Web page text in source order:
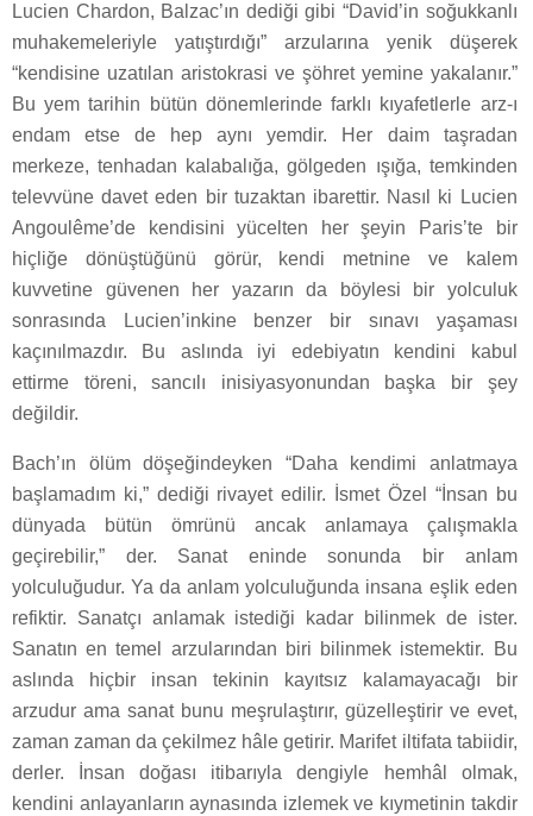
Lucien Chardon, Balzac’ın dediği gibi “David’in soğukkanlı
muhakemeleriyle yatıştırdığı” arzularına yenik düşerek
“kendisine uzatılan aristokrasi ve şöhret yemine yakalanır.”
Bu yem tarihin bütün dönemlerinde farklı kıyafetlerle arz-ı
endam etse de hep aynı yemdir. Her daim taşradan
merkeze, tenhadan kalabalığa, gölgeden ışığa, temkinden
televvüne davet eden bir tuzaktan ibarettir. Nasıl ki Lucien
Angoulême’de kendisini yücelten her şeyin Paris’te bir
hiçliğe dönüştüğünü görür, kendi metnine ve kalem
kuvvetine güvenen her yazarın da böylesi bir yolculuk
sonrasında Lucien’inkine benzer bir sınavı yaşaması
kaçınılmazdır. Bu aslında iyi edebiyatın kendini kabul
ettirme töreni, sancılı inisiyasyonundan başka bir şey
değildir.
Bach’ın ölüm döşeğindeyken “Daha kendimi anlatmaya
başlamadım ki,” dediği rivayet edilir. İsmet Özel “İnsan bu
dünyada bütün ömrünü ancak anlamaya çalışmakla
geçirebilir,” der. Sanat eninde sonunda bir anlam
yolculuğudur. Ya da anlam yolculuğunda insana eşlik eden
refiktir. Sanatçı anlamak istediği kadar bilinmek de ister.
Sanatın en temel arzularından biri bilinmek istemektir. Bu
aslında hiçbir insan tekinin kayıtsız kalamayacağı bir
arzudur ama sanat bunu meşrulaştırır, güzelleştirir ve evet,
zaman zaman da çekilmez hâle getirir. Marifet iltifata tabiidir,
derler. İnsan doğası itibarıyla dengiyle hemhâl olmak,
kendini anlayanların aynasında izlemek ve kıymetinin takdir